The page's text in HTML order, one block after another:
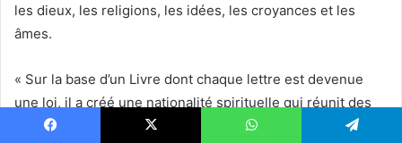
les dieux, les religions, les idées, les croyances et les
âmes.
« Sur la base d’un Livre dont chaque lettre est devenue
une loi, il a créé une nationalité spirituelle qui réunit des
peuples de toutes langues et de toutes races. Il a laissé la